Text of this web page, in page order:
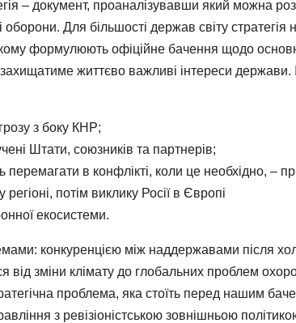
– документ, проаналізувавши який можна
Для більшості держав світу стратегія
формулюють офіційне бачення щодо
життєво важливі інтереси держави.
з боку КНР;
Штати, союзників та партнерів;
в конфлікті, коли це необхідно, –
потім виклику Росії в Європі
екосистеми.
конкуренцією між наддержавами після
від зміни клімату до глобальних проблем
проблема, яка стоїть перед нашим
з ревізіоністською зовнішньою